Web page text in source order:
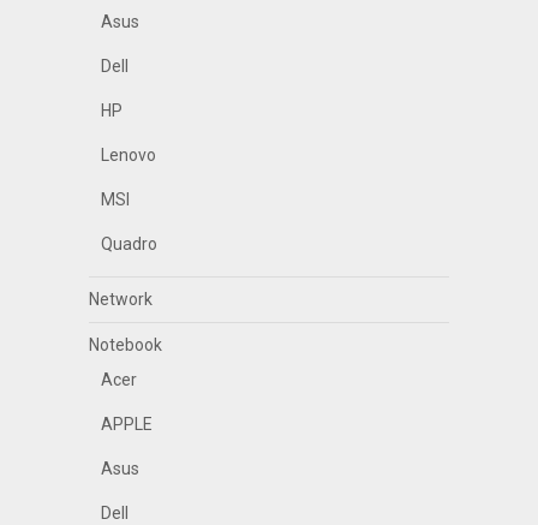
Asus
Dell
HP
Lenovo
MSI
Quadro
Network
Notebook
Acer
APPLE
Asus
Dell